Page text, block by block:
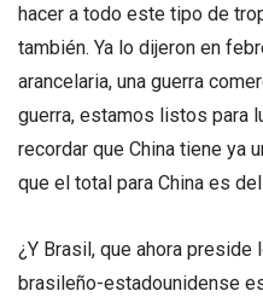
hacer a todo este tipo de
también. Ya lo dijeron en
arancelaria, una guerra
guerra, estamos listos para
recordar que China tiene ya
que el total para China es del
¿Y Brasil, que ahora preside
brasileño-estadounidense